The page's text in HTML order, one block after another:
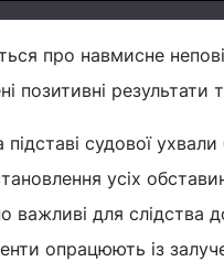
про навмисне
позитивні
підставі судової
усіх
важливі для
опрацюють із